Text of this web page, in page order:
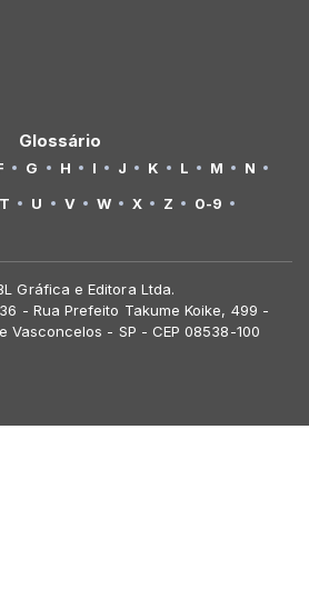
Glossário
G H I J K L M
N
T U V W X Z 0-9
Gráfica e Editora Ltda.
- Rua Prefeito Takume Koike, 499 -
Vasconcelos - SP - CEP 08538-100